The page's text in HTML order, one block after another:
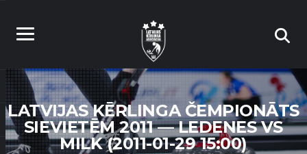
LATVIJAS KĒRLINGA ČEMPIONĀTS
SIEVIETĒM 2011 — LEDENES VS
MILK (2011-01-29 15:00)